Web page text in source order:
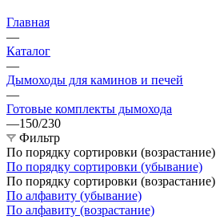
Главная
—
Каталог
—
Дымоходы для каминов и печей
—
Готовые комплекты дымохода
—150/230
Фильтр
По порядку сортировки (возрастание)
По порядку сортировки (убывание)
По порядку сортировки (возрастание)
По алфавиту (убывание)
По алфавиту (возрастание)